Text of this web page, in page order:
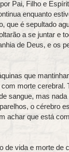
Pai, Filho e
enquanto
que é sepultado
a se juntar e
de Deus, e os
que
morte cerebral.
sangue, mas nada
o cérebro
achar que está
vida e morte de